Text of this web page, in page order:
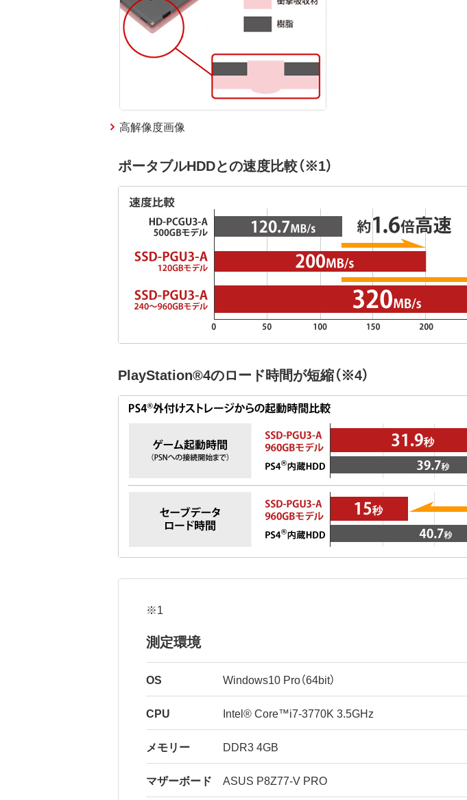
高解像度画像
ポータブルHDDとの速度比較（※1）
PlayStation®4のロード時間が短縮（※4）
※1
測定環境
OS Windows10 Pro（64bit）
CPU Intel® Core™i7-3770K 3.5GHz
メモリー DDR3 4GB
マザーボード ASUS P8Z77-V PRO